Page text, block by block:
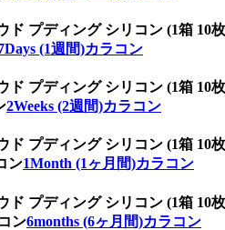
ド プディング シリコン (1箱
(1週間)カラコン
ド プディング シリコン (1箱
2Weeks (2週間)カラコン
ド プディング シリコン (1箱
ン1Month (1ヶ月間)カラコン
ド プディング シリコン (1箱
ン6months (6ヶ月間)カラコン